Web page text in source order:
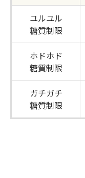
ユルユル
糖質制限
ホドホド
糖質制限
ガチガチ
糖質制限